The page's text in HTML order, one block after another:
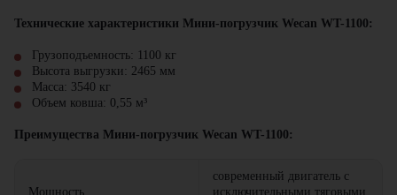
Технические характеристики Мини-погрузчик Wecan WT-1100:
Грузоподъемность: 1100 кг
Высота выгрузки: 2465 мм
Масса: 3540 кг
Объем ковша: 0,55 м³
Преимущества Мини-погрузчик Wecan WT-1100:
Мощность
современный двигатель с
исключительными тяговыми